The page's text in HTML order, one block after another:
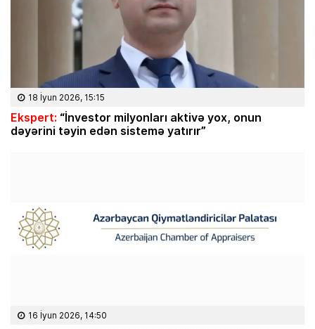
18 İyun 2026, 15:15
Ekspert: “İnvestor milyonları aktivə yox, onun
dəyərini təyin edən sistemə yatırır”
16 İyun 2026, 14:50